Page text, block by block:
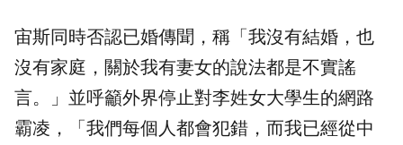
宙斯同時否認已婚傳聞，稱「我沒有結婚，也
沒有家庭，關於我有妻女的說法都是不實謠
言。」並呼籲外界停止對李姓女大學生的網路
霸凌，「我們每個人都會犯錯，而我已經從中